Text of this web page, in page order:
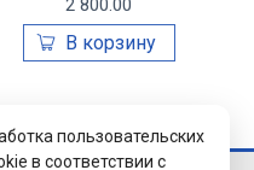
2 800.00
пользовательских
в соответствии с